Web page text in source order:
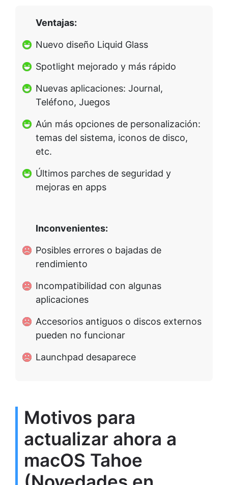
Ventajas:
Nuevo diseño Liquid Glass
Spotlight mejorado y más rápido
Nuevas aplicaciones: Journal,
Teléfono, Juegos
Aún más opciones de personalización:
temas del sistema, iconos de disco,
etc.
Últimos parches de seguridad y
mejoras en apps
Inconvenientes:
Posibles errores o bajadas de
rendimiento
Incompatibilidad con algunas
aplicaciones
Accesorios antiguos o discos externos
pueden no funcionar
Launchpad desaparece
Motivos para
actualizar ahora a
macOS Tahoe